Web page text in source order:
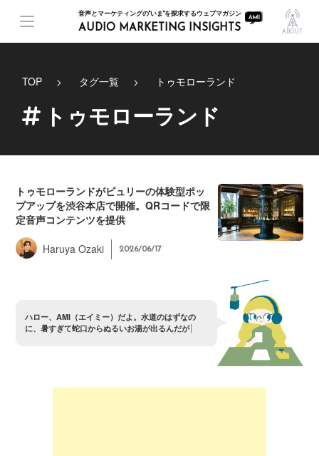
音声とマーケティングの"いま"を探求するウェブマガジン
AUDIO MARKETING INSIGHTS ABOUT
TOP タグ一覧 トゥモローランド
トゥモローランド
トゥモローランドがビュリーの体験型ポッ
プアップを渋谷本店で開催。QRコードで限
定音声コンテンツを提供
Haruya Ozaki 2026/06/17
ハロー、 AMI（エイ ミ ー） だよ 。 水道のはずなの
に、 暑すぎて蛇口からぬるいお湯が出るんだが？